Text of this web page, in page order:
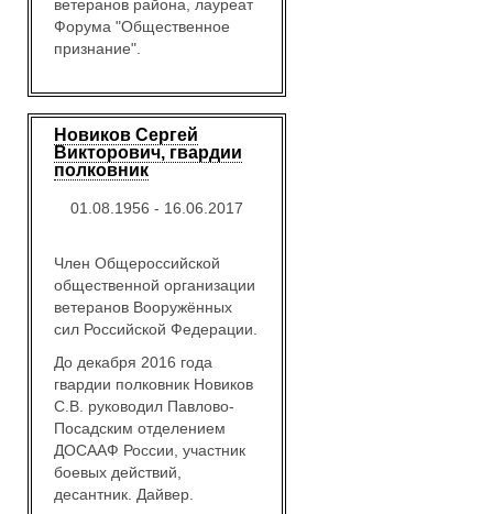
ветеранов района, лауреат
Форума "Общественное
признание".
Новиков Сергей
Викторович, гвардии
полковник
01.08.1956 - 16.06.2017
Член Общероссийской
общественной организации
ветеранов Вооружённых
сил Российской Федерации.
До декабря 2016 года
гвардии полковник Новиков
С.В. руководил Павлово-
Посадским отделением
ДОСААФ России, участник
боевых действий,
десантник. Дайвер.